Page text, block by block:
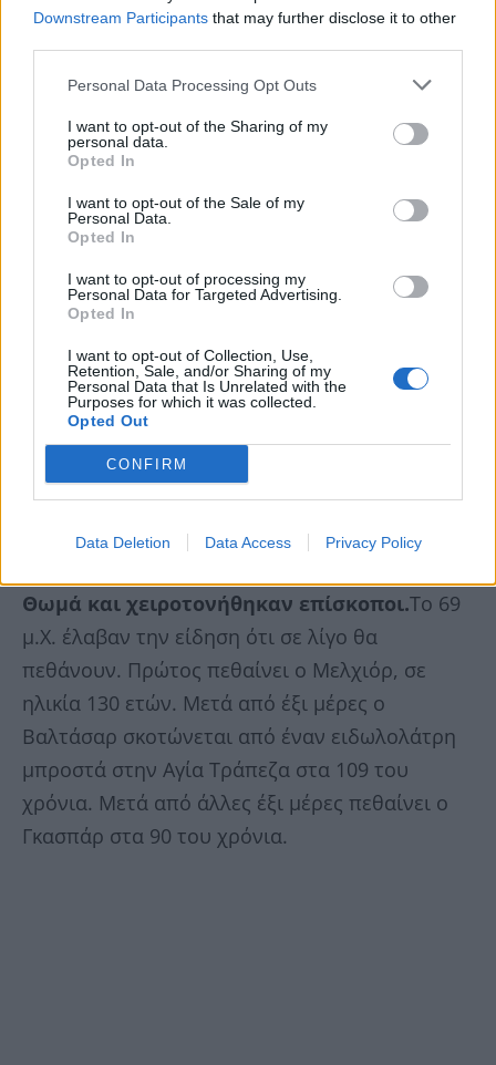
Downstream Participants that may further disclose it to other
Personal Data Processing Opt Outs
I want to opt-out of the Sharing of my
personal data.
Opted In
I want to opt-out of the Sale of my
Personal Data.
Opted In
I want to opt-out of processing my
Personal Data for Targeted Advertising.
Opted In
I want to opt-out of Collection, Use,
Retention, Sale, and/or Sharing of my
Personal Data that Is Unrelated with the
Purposes for which it was collected.
Opted Out
CONFIRM
Data Deletion Data Access Privacy Policy
προσκύνηση αυτή των μάγων πρέπει να
συνέβη μετά την Υπαπαντή του
Κυρίου(είσοδος στον Ναό, σαράντα ημέρες
παρέμβαση είδαν οι μάγοι σε όνειρο ότι δεν
έπρεπε να ξαναγυρίσουν στον Ηρώδη αλλά να
φύγουν από άλλο δρόμο για την πατρίδα τους.
Η προσκύνηση των μάγων εορτάζεται από την
Ορθόδοξη Εκκλησία στις 25 Δεκεμβρίου.
Θωμά και χειροτονήθηκαν επίσκοποι.Το 69
μ.Χ. έλαβαν την είδηση ότι σε λίγο θα
πεθάνουν. Πρώτος πεθαίνει ο Μελχιόρ, σε
ηλικία 130 ετών. Μετά από έξι μέρες ο
Βαλτάσαρ σκοτώνεται από έναν ειδωλολάτρη
μπροστά στην Αγία Τράπεζα στα 109 του
χρόνια. Μετά από άλλες έξι μέρες πεθαίνει ο
Γκασπάρ στα 90 του χρόνια.